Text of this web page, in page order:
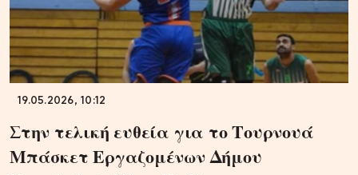
19.05.2026, 10:12
Στην τελική ευθεία για το Τουρνουά
Μπάσκετ Εργαζομένων Δήμου